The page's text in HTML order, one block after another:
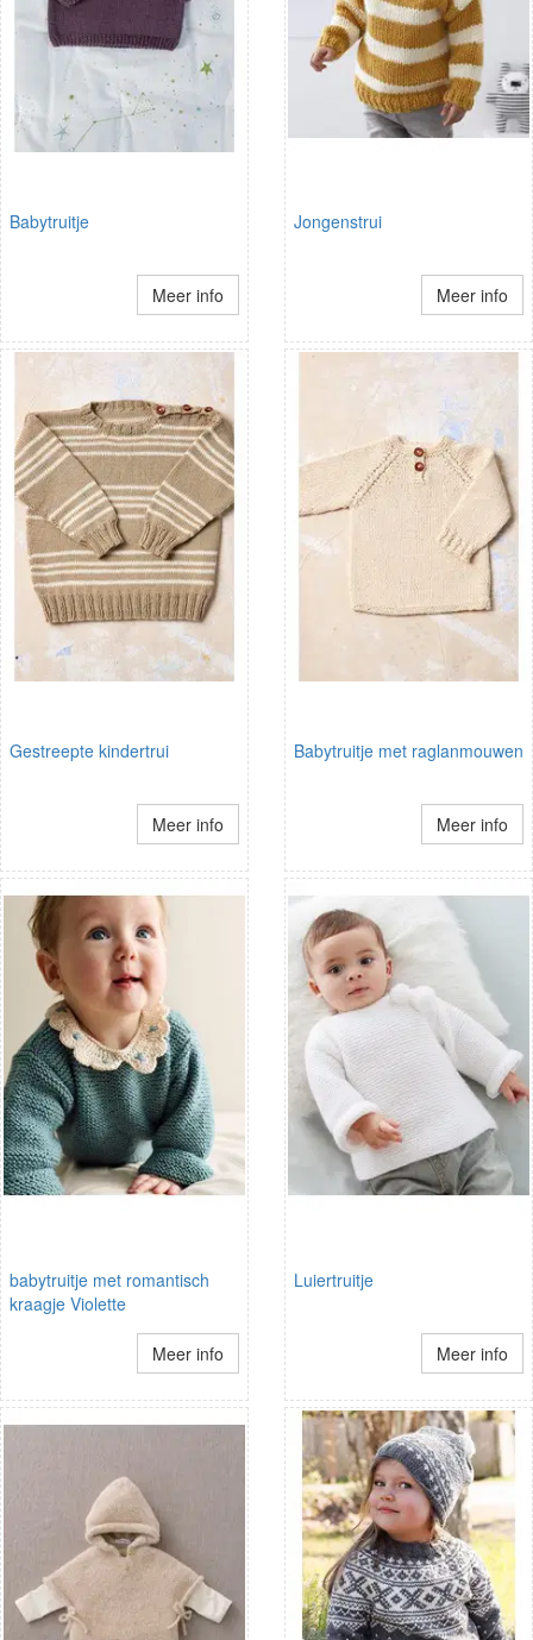
Babytruitje
Meer info
Jongenstrui
Meer info
Gestreepte kindertrui
Meer info
Babytruitje met raglanmouwen
Meer info
babytruitje met romantisch
kraagje Violette
Meer info
Luiertruitje
Meer info